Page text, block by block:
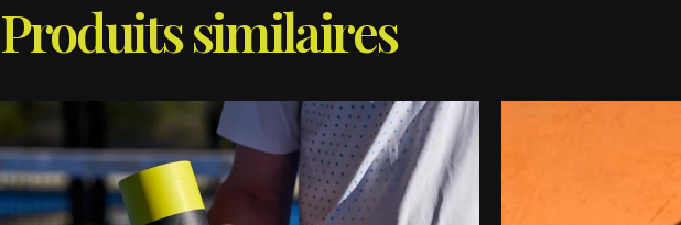
Produits similaires